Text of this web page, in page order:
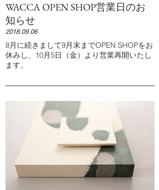
WACCA OPEN SHOP営業日のお
知らせ
2018.09.06
8月に続きまして9月末までOPEN SHOPをお
休みし、10月5日（金）より営業再開いたし
ます。